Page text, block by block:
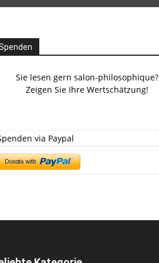
Sie lesen gern salon-philosophique?
Zeigen Sie Ihre Wertschätzung!
via Paypal